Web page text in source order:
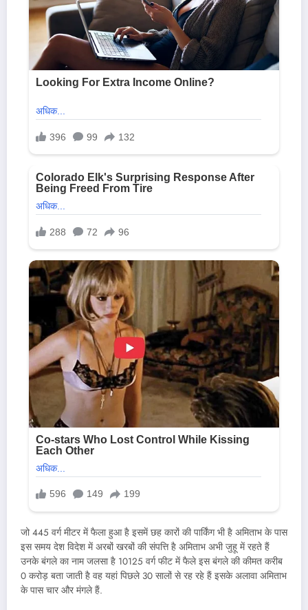
जो 445 वर्ग मीटर में फैला हुआ है इसमें छह कारों की पार्किंग भी है अमिताभ के पास
इस समय देश विदेश में अरबों खरबों की संपत्ति है अमिताभ अभी जुहू में रहते हैं
उनके बंगले का नाम जलसा है 10125 वर्ग फीट में फैले इस बंगले की कीमत करीब
0 करोड़ बता जाती है वह यहां पिछले 30 सालों से रह रहे हैं इसके अलावा अमिताभ
के पास चार और मंगले हैं.